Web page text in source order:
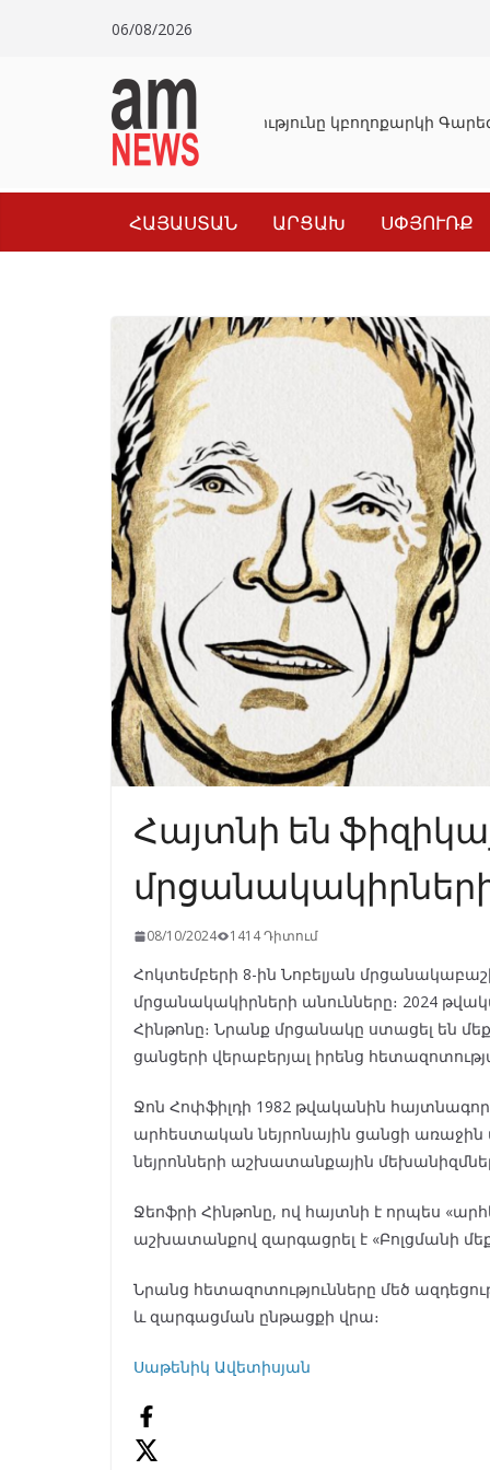
06/08/2026
Դատախազությունը կբողոքարկի
ՀԱՅԱՍՏԱՆ ԱՐՑԱԽ ՍՓՅՈՒՌՔ
Հայտնի են
08/10/2024 1414 Դիտում
Հոկտեմբերի 8-ին Նոբելյան
մրցանակակիրների անունները։ 2024
Հինթոնը։ Նրանք մրցանակը ստացել են
ցանցերի վերաբերյալ իրենց
Ջոն Հոփֆիլդի 1982 թվականին
արհեստական ​​նեյրոնային ցանցի առաջին
նեյրոնների աշխատանքային
Ջեոֆրի Հինթոնը, ով հայտնի է որպես
աշխատանքով զարգացրել է «Բոլցմանի
Նրանց հետազոտությունները մեծ
և զարգացման ընթացքի վրա։
Սաթենիկ Ավետիսյան